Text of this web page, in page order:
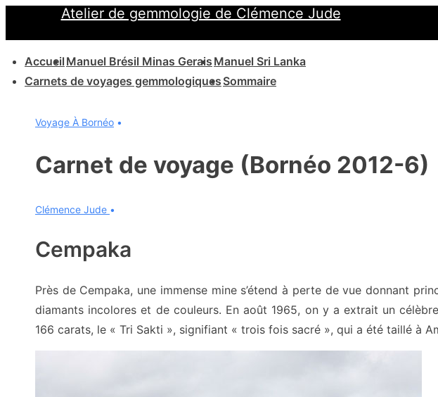
contenu
Atelier de gemmologie de Clémence Jude
Accueil Manuel Brésil Minas Gerais Manuel Sri Lanka
Carnets de voyages gemmologiques Sommaire
Voyage À Bornéo
Carnet de voyage (Bornéo 2012-6)
Clémence Jude
Cempaka
Près de Cempaka, une immense mine s’étend à perte de vue donnant
diamants incolores et de couleurs. En août 1965, on y a extrait un
166 carats, le « Tri Sakti », signifiant « trois fois sacré », qui a été taillé à